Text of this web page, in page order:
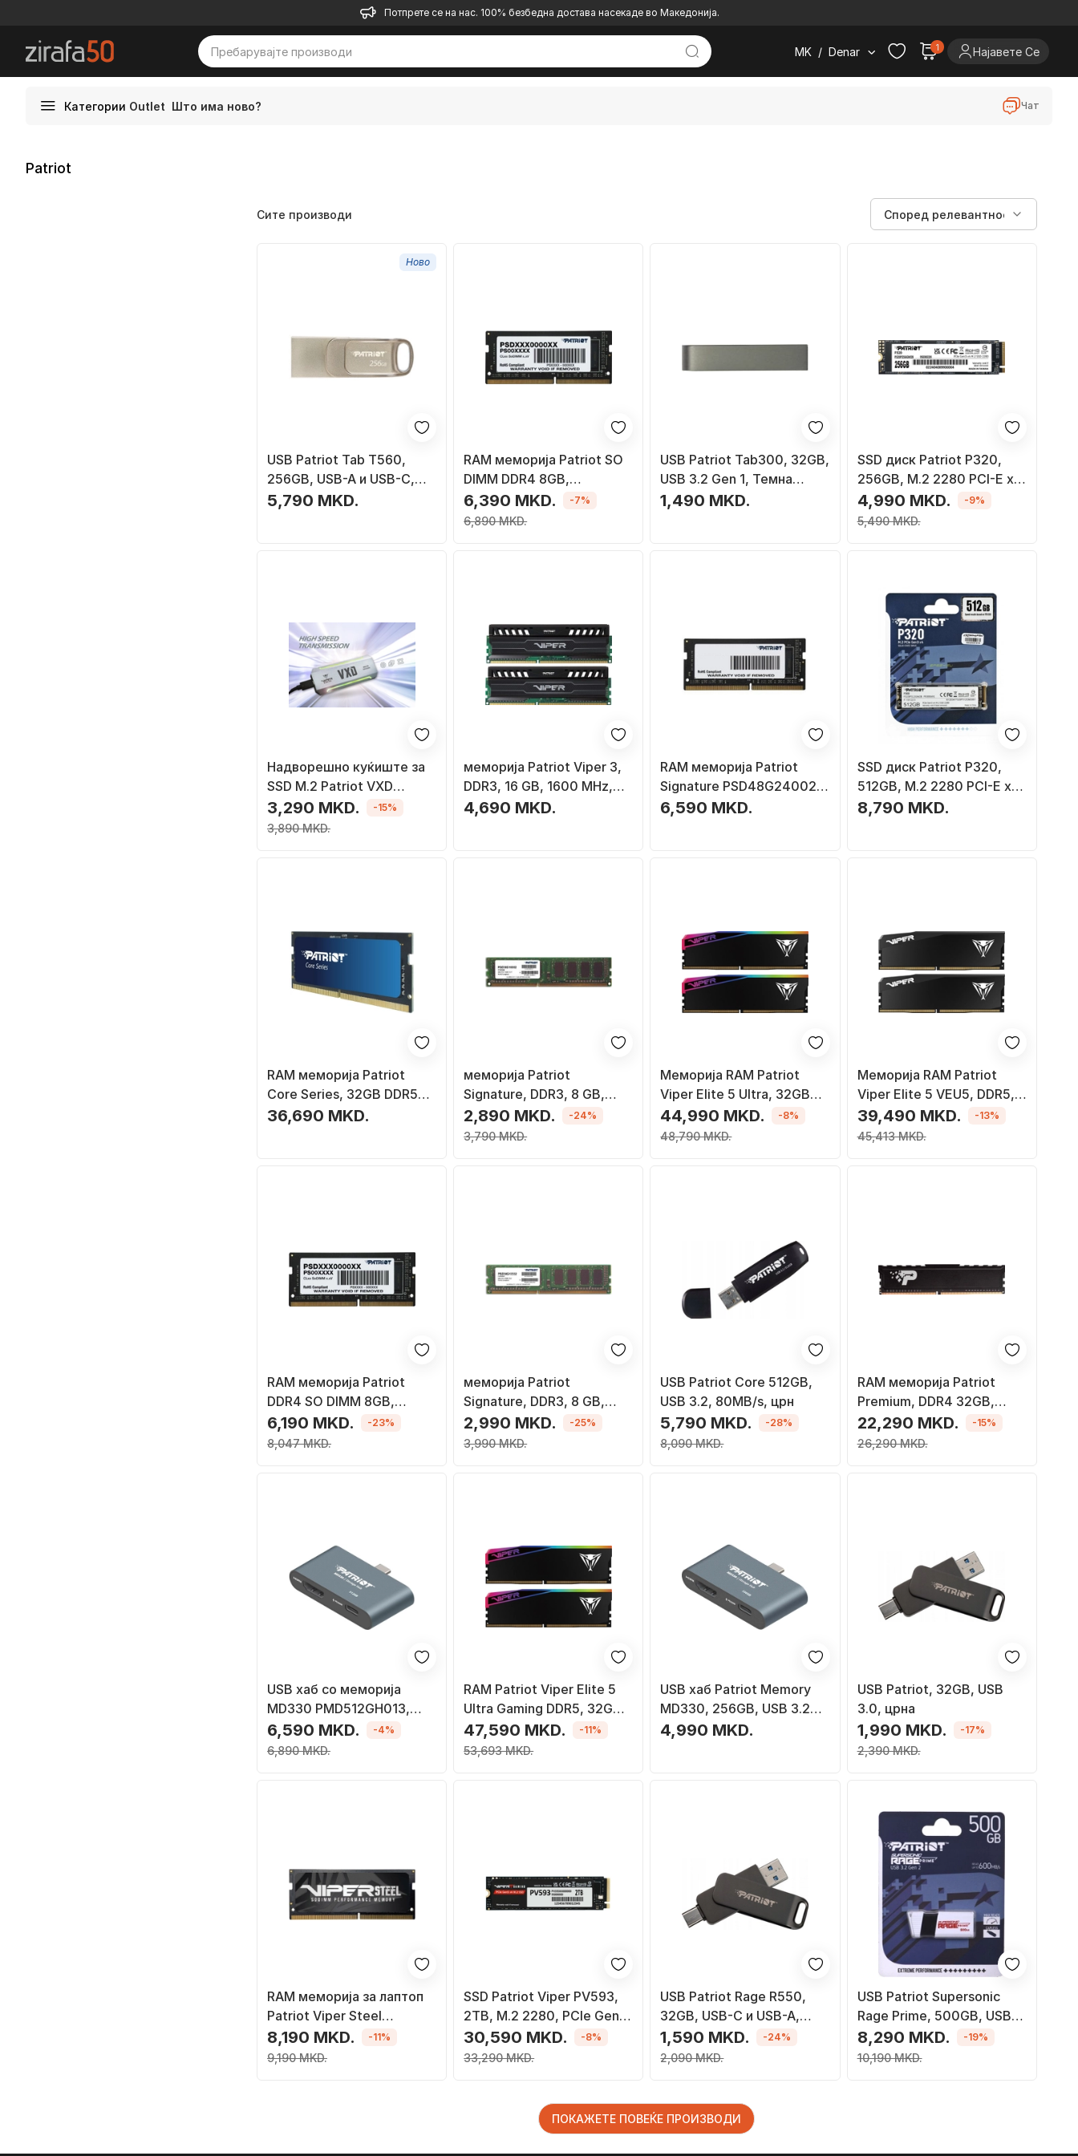
Потпрете се на нас. 100% безбедна достава насекаде во Македонија.
MK / Denar 1 Најавете Се
Категории Outlet Што има ново? Чат
Patriot
Сите производи
Ново
USB Patriot Tab T560,
256GB, USB-A и USB-C,
120MB/s, сребрена
5,790 MKD.
RAM меморија Patriot SO
DIMM DDR4 8GB,
2666MHz, зелена
6,390 MKD.
6,890 MKD.
-7%
USB Patriot Tab300, 32GB,
USB 3.2 Gen 1, Темна
Сенка
1,490 MKD.
SSD диск Patriot P320,
256GB, M.2 2280 PCI-E x4
Gen3 NVMe
4,990 MKD.
5,490 MKD.
-9%
Надворешно куќиште за
SSD M.2 Patriot VXD
PV860UPRGM, USB 3.2
Gen2, RGB, алуминиум
3,290 MKD.
3,890 MKD.
-15%
меморија Patriot Viper 3,
DDR3, 16 GB, 1600 MHz,
CL9, PV316G160C9K
4,690 MKD.
RAM меморија Patriot
Signature PSD48G24002S,
8GB DDR4, 2400MHz, SO
6,590 MKD.
SSD диск Patriot P320,
512GB, M.2 2280 PCI-E x4
Gen3 NVMe
8,790 MKD.
RAM меморија Patriot
Core Series, 32GB DDR5
5600MT/s, SO DIMM, црна
36,690 MKD.
меморија Patriot
Signature, DDR3, 8 GB,
1600 MHz, CL11,
PSD38G16002
2,890 MKD.
3,790 MKD.
-24%
Меморија RAM Patriot
Viper Elite 5 Ultra, 32GB
DDR5 6000MHz, 2x16GB,
за десктоп
44,990 MKD.
48,790 MKD.
-8%
Меморија RAM Patriot
Viper Elite 5 VEU5, DDR5,
32GB 6400MT/s, за
десктоп
39,490 MKD.
45,413 MKD.
-13%
RAM меморија Patriot
DDR4 SO DIMM 8GB,
3200MHz, црна
6,190 MKD.
8,047 MKD.
-23%
меморија Patriot
Signature, DDR3, 8 GB,
1333 MHz, CL9,
PSD38G13332
2,990 MKD.
3,990 MKD.
-25%
USB Patriot Core 512GB,
USB 3.2, 80MB/s, црн
5,790 MKD.
8,090 MKD.
-28%
RAM меморија Patriot
Premium, DDR4 32GB,
3200MHz, со црн
дисипатор на топлина
22,290 MKD.
26,290 MKD.
-15%
USB хаб со меморија
MD330 PMD512GH013,
512GB, USB 3.2 GEN 1,
HDMI, сива
6,590 MKD.
6,890 MKD.
-4%
RAM Patriot Viper Elite 5
Ultra Gaming DDR5, 32GB
6400MT/s, RGB, за
десктоп
47,590 MKD.
53,693 MKD.
-11%
USB хаб Patriot Memory
MD330, 256GB, USB 3.2
Gen 1, сив
4,990 MKD.
USB Patriot, 32GB, USB
3.0, црна
1,990 MKD.
2,390 MKD.
-17%
RAM меморија за лаптоп
Patriot Viper Steel
PVS48G320C8S, 8GB,
DDR4 3200MHz, SODIMM
8,190 MKD.
9,190 MKD.
-11%
SSD Patriot Viper PV593,
2TB, M.2 2280, PCIe Gen5
x4
30,590 MKD.
33,290 MKD.
-8%
USB Patriot Rage R550,
32GB, USB-C и USB-A,
метален
1,590 MKD.
2,090 MKD.
-24%
USB Patriot Supersonic
Rage Prime, 500GB, USB
3.2 Gen 2
8,290 MKD.
10,190 MKD.
-19%
ПОКАЖЕТЕ ПОВЕЌЕ ПРОИЗВОДИ